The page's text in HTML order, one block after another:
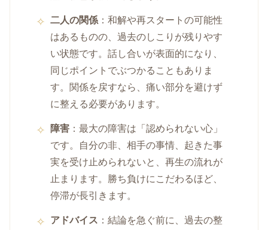
二人の関係 ：和解や再スタートの可能性
はあるものの、過去のしこりが残りやす
い状態です。話し合いが表面的になり、
同じポイントでぶつかることもありま
す。関係を戻すなら、痛い部分を避けず
に整える必要があります。
障害 ：最大の障害は「認められない心」
です。自分の非、相手の事情、起きた事
実を受け止められないと、再生の流れが
止まります。勝ち負けにこだわるほど、
停滞が長引きます。
アドバイス ：結論を急ぐ前に、過去の整